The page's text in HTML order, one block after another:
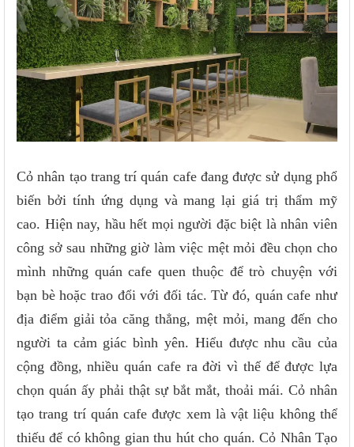
Cỏ nhân tạo trang trí quán cafe đang được sử dụng phổ
biến bởi tính ứng dụng và mang lại giá trị thẩm mỹ
cao. Hiện nay, hầu hết mọi người đặc biệt là nhân viên
công sở sau những giờ làm việc mệt mỏi đều chọn cho
mình những quán cafe quen thuộc để trò chuyện với
bạn bè hoặc trao đổi với đối tác. Từ đó, quán cafe như
địa điểm giải tỏa căng thẳng, mệt mỏi, mang đến cho
người ta cảm giác bình yên. Hiểu được nhu cầu của
cộng đồng, nhiều quán cafe ra đời vì thế để được lựa
chọn quán ấy phải thật sự bắt mắt, thoải mái. Cỏ nhân
tạo trang trí quán cafe được xem là vật liệu không thể
thiếu để có không gian thu hút cho quán. Cỏ Nhân Tạo